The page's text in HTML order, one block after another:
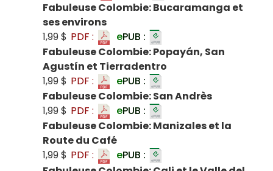
Fabuleuse Colombie: Bucaramanga et
ses environs
1,99 $ PDF : ePUB :
Fabuleuse Colombie: Popayán, San
Agustín et Tierradentro
1,99 $ PDF : ePUB :
Fabuleuse Colombie: San Andrès
1,99 $ PDF : ePUB :
Fabuleuse Colombie: Manizales et la
Route du Café
1,99 $ PDF : ePUB :